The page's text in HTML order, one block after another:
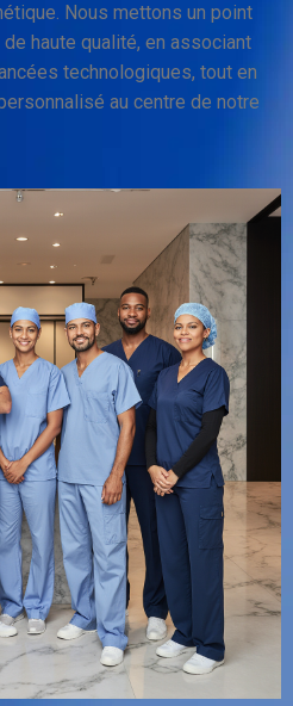
Nous mettons un point
haute qualité, en associant
technologiques, tout en
au centre de notre